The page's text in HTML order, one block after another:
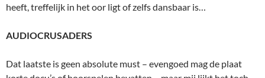
heeft, treffelijk in het oor ligt of zelfs dansbaar is…
AUDIOCRUSADERS
Dat laatste is geen absolute must – evengoed mag de plaat